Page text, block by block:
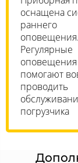
оснащена
раннего
оповещения.
Регулярные
оповещения
помогают
проводить
погрузчика